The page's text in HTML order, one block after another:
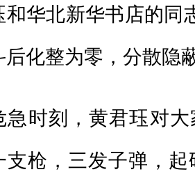
和华北新华书店的同
后化整为零，分散隐
急时刻，黄君珏对
支枪，三发子弹，